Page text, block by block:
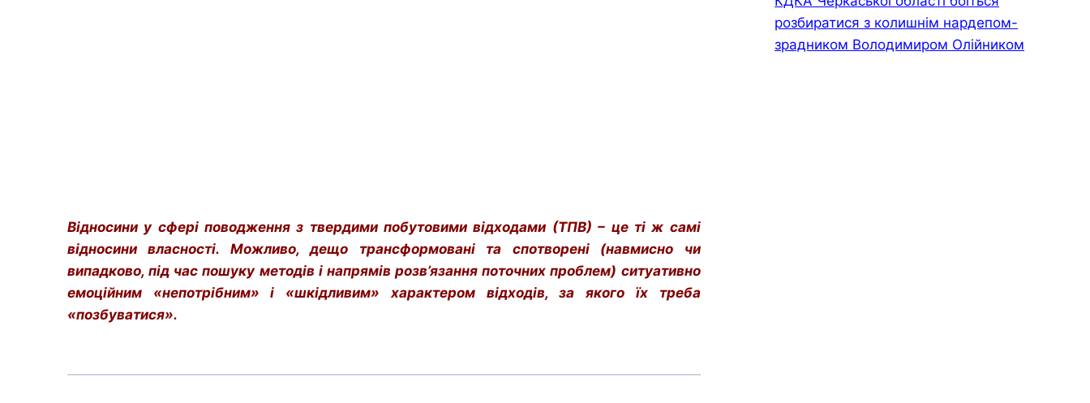
Відносини у сфері поводження з твердими побутовими відходами (ТПВ) – це ті ж самі
відносини власності. Можливо, дещо трансформовані та спотворені (навмисно чи
випадково, під час пошуку методів і напрямів розв’язання поточних проблем) ситуативно
емоційним «непотрібним» і «шкідливим» характером відходів, за якого їх треба
«позбуватися».
розбиратися з колишнім нардепом-
зрадником Володимиром Олійником